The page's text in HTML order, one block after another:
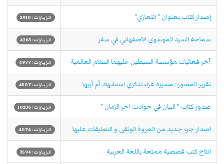
إصدار كتاب بعنوان " التعازي" الزيارات: 2910
سماحة السيد الموسوي الاصفهاني في سفر الزيارات: 4263
آخر فعاليات مؤسسة السبطين عليهما السلام العالمية الزيارات: 4977
تقرير المصور : مسيرة عزاء لذكري استشهاد اُم أبيها الزيارات: 4507
صدور كتاب " البيان في حوادث اخر الزمان " الزيارات: 10236
اصدار جزء جديد من العروة الوثقى و التعليقات عليها الزيارات: 4074
انتاج كتب قصصية ممتعة باللغة العربية الزيارات: 3594